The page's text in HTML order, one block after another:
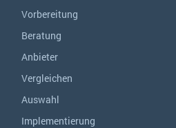
Vorbereitung
Beratung
Anbieter
Vergleichen
Auswahl
Implementierung